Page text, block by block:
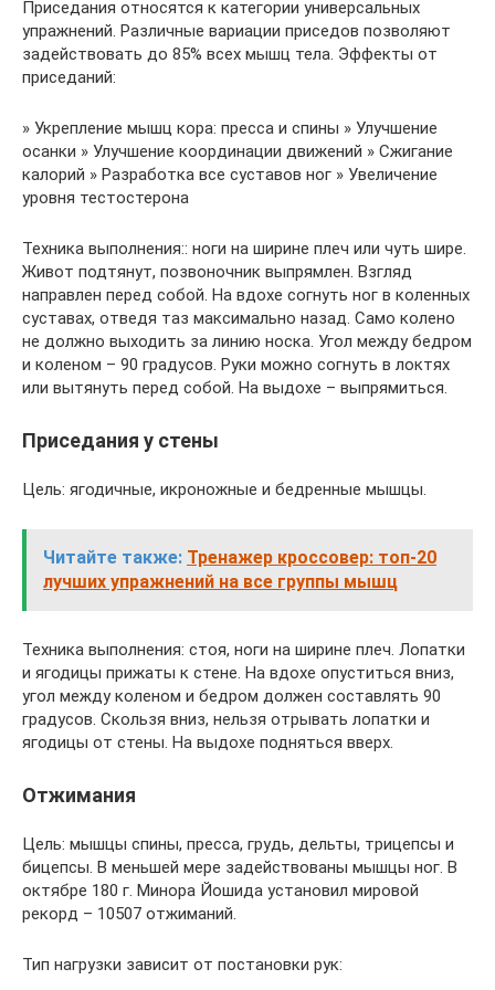
Приседания относятся к категории универсальных
упражнений. Различные вариации приседов позволяют
задействовать до 85% всех мышц тела. Эффекты от
приседаний:
» Укрепление мышц кора: пресса и спины » Улучшение
осанки » Улучшение координации движений » Сжигание
калорий » Разработка все суставов ног » Увеличение
уровня тестостерона
Техника выполнения:: ноги на ширине плеч или чуть шире.
Живот подтянут, позвоночник выпрямлен. Взгляд
направлен перед собой. На вдохе согнуть ног в коленных
суставах, отведя таз максимально назад. Само колено
не должно выходить за линию носка. Угол между бедром
и коленом – 90 градусов. Руки можно согнуть в локтях
или вытянуть перед собой. На выдохе – выпрямиться.
Приседания у стены
Цель: ягодичные, икроножные и бедренные мышцы.
Читайте также: Тренажер кроссовер: топ-20
лучших упражнений на все группы мышц
Техника выполнения: стоя, ноги на ширине плеч. Лопатки
и ягодицы прижаты к стене. На вдохе опуститься вниз,
угол между коленом и бедром должен составлять 90
градусов. Скользя вниз, нельзя отрывать лопатки и
ягодицы от стены. На выдохе подняться вверх.
Отжимания
Цель: мышцы спины, пресса, грудь, дельты, трицепсы и
бицепсы. В меньшей мере задействованы мышцы ног. В
октябре 180 г. Минора Йошида установил мировой
рекорд – 10507 отжиманий.
Тип нагрузки зависит от постановки рук: